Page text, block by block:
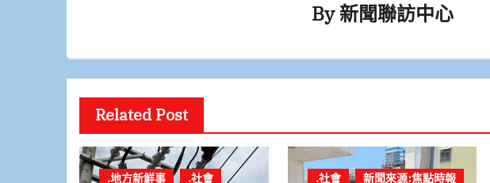
By新聞聯訪中心
Related Post
.地方新鮮事
.社會
.社會 新聞來源:焦點時報